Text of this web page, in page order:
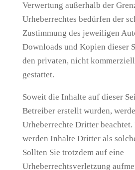
Verwertung außerhalb der
Urheberrechtes bedürfen der
Zustimmung des jeweiligen
Downloads und Kopien dieser
den privaten, nicht
gestattet.
Soweit die Inhalte auf dieser
Betreiber erstellt wurden,
Urheberrechte Dritter beachtet.
werden Inhalte Dritter als
Sollten Sie trotzdem auf eine
Urheberrechtsverletzung